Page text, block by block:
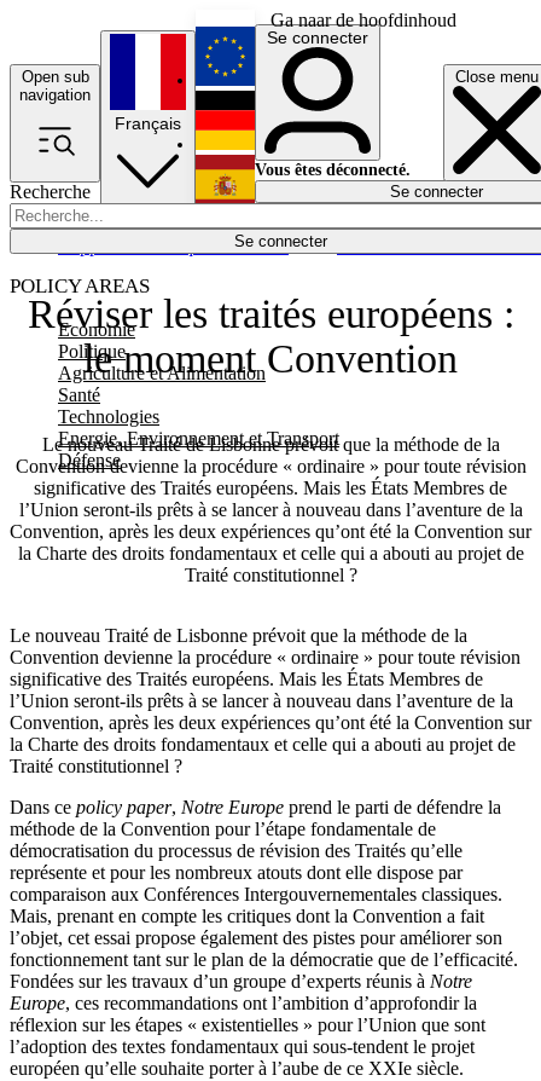
Ga naar de hoofdinhoud
Open sub
navigation
Close menu
Recherche
Se connecter
POLICY AREAS
Economie
Politique
Agriculture et Alimentation
Santé
Technologies
Energie, Environnement et Transport
Défense
Économie
Français
English
Deutsch
Español
Se connecter
Vous êtes déconnecté.
Se connecter
Réviser les traités européens :
le moment Convention
Le nouveau Traité de Lisbonne prévoit que la méthode de la
Convention devienne la procédure « ordinaire » pour toute révision
significative des Traités européens. Mais les États Membres de
l’Union seront-ils prêts à se lancer à nouveau dans l’aventure de la
Convention, après les deux expériences qu’ont été la Convention sur
la Charte des droits fondamentaux et celle qui a abouti au projet de
Traité constitutionnel ?
Le nouveau Traité de Lisbonne prévoit que la méthode de la
Convention devienne la procédure « ordinaire » pour toute révision
significative des Traités européens. Mais les États Membres de
l’Union seront-ils prêts à se lancer à nouveau dans l’aventure de la
Convention, après les deux expériences qu’ont été la Convention sur
la Charte des droits fondamentaux et celle qui a abouti au projet de
Traité constitutionnel ?
Dans ce policy paper, Notre Europe prend le parti de défendre la
méthode de la Convention pour l’étape fondamentale de
démocratisation du processus de révision des Traités qu’elle
représente et pour les nombreux atouts dont elle dispose par
comparaison aux Conférences Intergouvernementales classiques.
Mais, prenant en compte les critiques dont la Convention a fait
l’objet, cet essai propose également des pistes pour améliorer son
fonctionnement tant sur le plan de la démocratie que de l’efficacité.
Fondées sur les travaux d’un groupe d’experts réunis à Notre
Europe, ces recommandations ont l’ambition d’approfondir la
réflexion sur les étapes « existentielles » pour l’Union que sont
l’adoption des textes fondamentaux qui sous-tendent le projet
européen qu’elle souhaite porter à l’aube de ce XXIe siècle.